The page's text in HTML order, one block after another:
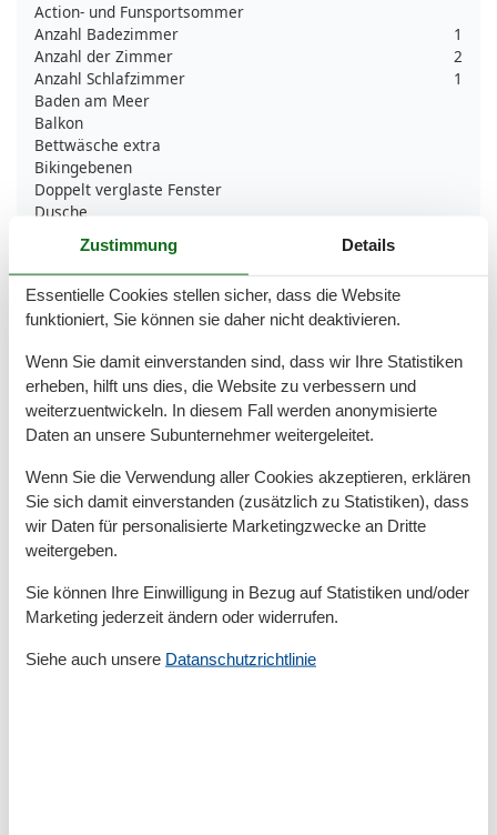
Action- und Funsportsommer
Anzahl Badezimmer
1
Anzahl der Zimmer
2
Anzahl Schlafzimmer
1
Baden am Meer
Balkon
Bettwäsche extra
Bikingebenen
Doppelt verglaste Fenster
Dusche
Elektrische Kaffeemaschine
Golfplätze
Handtücher extra
Heizung
Herd
Kein Einweggeschirr
Keine Haustiere erlaubt
Kessel
Kinderbetten
Küchentuch
Kühlschrank
Microwelle
Nichtraucher
Parkplatz privat kostenlos
Rauchmelder
Schwammtuch
Zustimmung Details
Essentielle Cookies stellen sicher, dass die Website
funktioniert, Sie können sie daher nicht deaktivieren.
Wenn Sie damit einverstanden sind, dass wir Ihre Statistiken
erheben, hilft uns dies, die Website zu verbessern und
weiterzuentwickeln. In diesem Fall werden anonymisierte
Daten an unsere Subunternehmer weitergeleitet.
Wenn Sie die Verwendung aller Cookies akzeptieren, erklären
Sie sich damit einverstanden (zusätzlich zu Statistiken), dass
wir Daten für personalisierte Marketingzwecke an Dritte
weitergeben.
Sie können Ihre Einwilligung in Bezug auf Statistiken und/oder
Marketing jederzeit ändern oder widerrufen.
Siehe auch unsere Datanschutzrichtlinie